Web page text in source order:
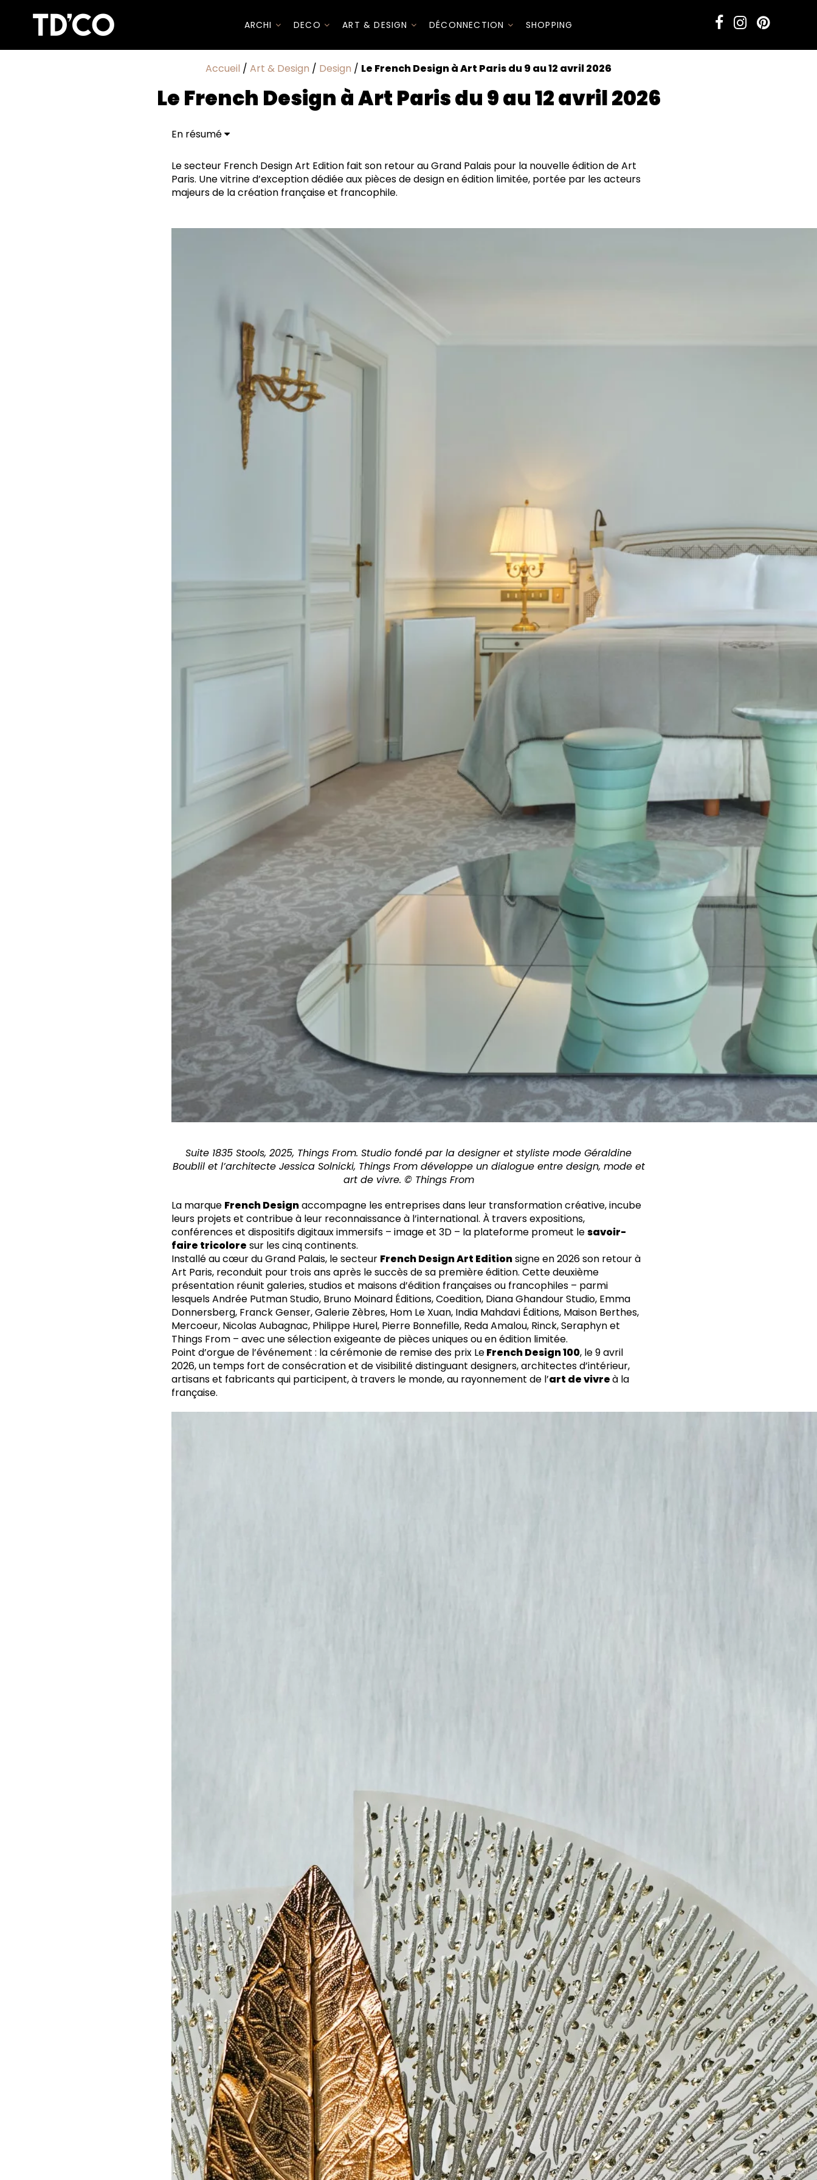
ARCHI DECO ART & DESIGN DÉCONNECTION SHOPPING
Accueil / Art & Design / Design / Le French Design à Art Paris du 9 au 12 avril 2026
Le French Design à Art Paris du 9 au 12 avril 2026
En résumé
Le secteur French Design Art Edition fait son retour au Grand Palais pour la nouvelle édition de Art
Paris. Une vitrine d’exception dédiée aux pièces de design en édition limitée, portée par les acteurs
majeurs de la création française et francophile.
Suite 1835 Stools, 2025, Things From. Studio fondé par la designer et styliste mode Géraldine
Boublil et l’architecte Jessica Solnicki, Things From développe un dialogue entre design, mode et
art de vivre. © Things From
La marque French Designaccompagne les entreprises dans leur transformation créative, incube
leurs projets et contribue à leur reconnaissance à l’international. À travers expositions,
conférences et dispositifs digitaux immersifs – image et 3D – la plateforme promeut lesavoir-
faire tricolore sur les cinq continents.
Installé au cœur du Grand Palais, le secteur French Design Art Editionsigne en 2026 son retour à
Art Paris, reconduit pour trois ans après le succès de sa première édition. Cette deuxième
présentation réunit galeries, studios et maisons d’édition françaises ou francophiles – parmi
lesquels Andrée Putman Studio, Bruno Moinard Éditions, Coedition, Diana Ghandour Studio, Emma
Donnersberg, Franck Genser, Galerie Zèbres, Hom Le Xuan, India Mahdavi Éditions, Maison Berthes,
Mercoeur, Nicolas Aubagnac, Philippe Hurel, Pierre Bonnefille, Reda Amalou, Rinck, Seraphyn et
Things From – avec une sélection exigeante de pièces uniques ou en édition limitée.
Point d’orgue de l’événement : la cérémonie de remise des prix LeFrench Design 100, le 9 avril
2026, un temps fort de consécration et de visibilité distinguant designers, architectes d’intérieur,
artisans et fabricants qui participent, à travers le monde, au rayonnement de l’art de vivreà la
française.